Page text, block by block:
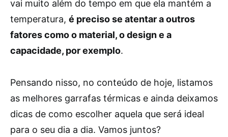
vai muito além do tempo em que ela mantém a
temperatura, é preciso se atentar a outros
fatores como o material, o design e a
capacidade, por exemplo.
Pensando nisso, no conteúdo de hoje, listamos
as melhores garrafas térmicas e ainda deixamos
dicas de como escolher aquela que será ideal
para o seu dia a dia. Vamos juntos?